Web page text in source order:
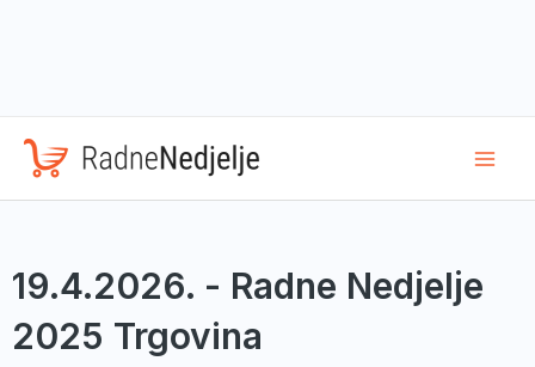
19.4.2026. - Radne Nedjelje
2025 Trgovina